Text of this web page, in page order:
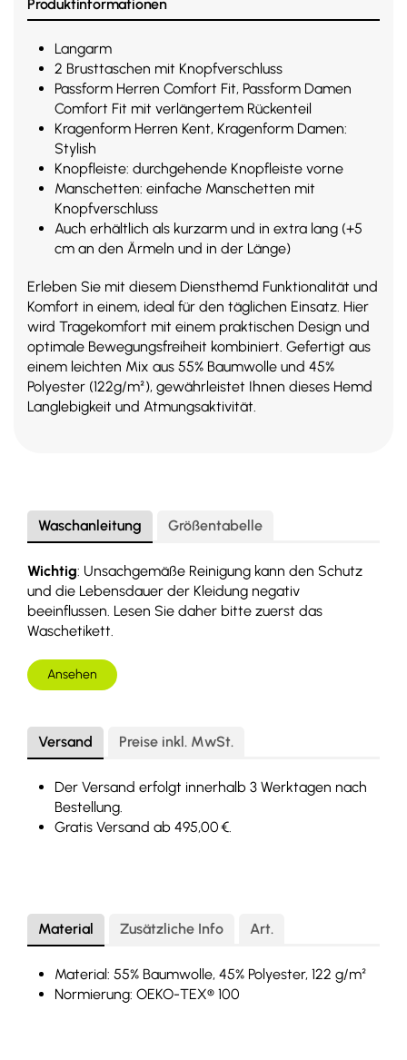
Menge
Produktinformationen
Langarm
2 Brusttaschen mit Knopfverschluss
Passform Herren Comfort Fit, Passform Damen
Comfort Fit mit verlängertem Rückenteil
Kragenform Herren Kent, Kragenform Damen:
Stylish
Knopfleiste: durchgehende Knopfleiste vorne
Manschetten: einfache Manschetten mit
Knopfverschluss
Auch erhältlich als kurzarm und in extra lang (+5
cm an den Ärmeln und in der Länge)
Erleben Sie mit diesem Diensthemd Funktionalität und
Komfort in einem, ideal für den täglichen Einsatz. Hier
wird Tragekomfort mit einem praktischen Design und
optimale Bewegungsfreiheit kombiniert. Gefertigt aus
einem leichten Mix aus 55% Baumwolle und 45%
Polyester (122g/m²), gewährleistet Ihnen dieses Hemd
Langlebigkeit und Atmungsaktivität.
Waschanleitung Größentabelle
Wichtig: Unsachgemäße Reinigung kann den Schutz
und die Lebensdauer der Kleidung negativ
beeinflussen. Lesen Sie daher bitte zuerst das
Waschetikett.
Ansehen
Versand Preise inkl. MwSt.
Der Versand erfolgt innerhalb 3 Werktagen nach
Bestellung.
Gratis Versand ab 495,00 €.
Material Zusätzliche Info Art.
Material: 55% Baumwolle, 45% Polyester, 122 g/m²
Normierung: OEKO-TEX® 100